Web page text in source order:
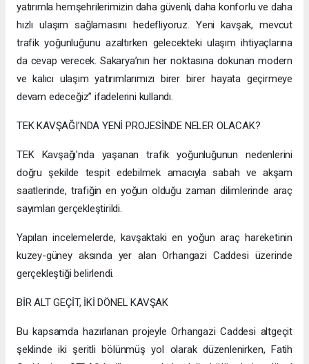
yatırımla hemşehrilerimizin daha güvenli, daha konforlu ve daha
hızlı ulaşım sağlamasını hedefliyoruz. Yeni kavşak, mevcut
trafik yoğunluğunu azaltırken gelecekteki ulaşım ihtiyaçlarına
da cevap verecek. Sakarya’nın her noktasına dokunan modern
ve kalıcı ulaşım yatırımlarımızı birer birer hayata geçirmeye
devam edeceğiz” ifadelerini kullandı.
TEK KAVŞAĞI’NDA YENİ PROJESİNDE NELER OLACAK?
TEK Kavşağı'nda yaşanan trafik yoğunluğunun nedenlerini
doğru şekilde tespit edebilmek amacıyla sabah ve akşam
saatlerinde, trafiğin en yoğun olduğu zaman dilimlerinde araç
sayımları gerçekleştirildi.
Yapılan incelemelerde, kavşaktaki en yoğun araç hareketinin
kuzey-güney aksında yer alan Orhangazi Caddesi üzerinde
gerçekleştiği belirlendi.
BİR ALT GEÇİT, İKİ DÖNEL KAVŞAK
Bu kapsamda hazırlanan projeyle Orhangazi Caddesi altgeçit
şeklinde iki şeritli bölünmüş yol olarak düzenlenirken, Fatih